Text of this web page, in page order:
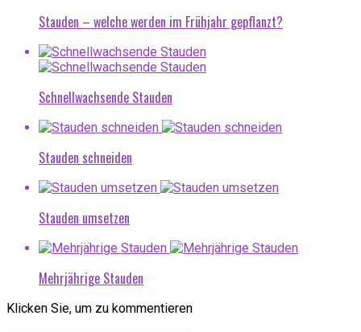
Stauden – welche werden im Frühjahr gepflanzt?
Schnellwachsende Stauden
Stauden schneiden
Stauden umsetzen
Mehrjährige Stauden
Klicken Sie, um zu kommentieren